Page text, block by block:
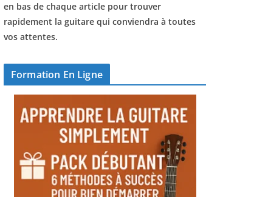
en bas de chaque article pour trouver
rapidement la guitare qui conviendra à toutes
vos attentes.
Formation En Ligne